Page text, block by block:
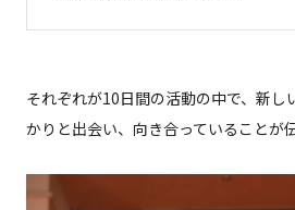
それぞれが10日間の活動の中で、新し
かりと出会い、向き合っていることが